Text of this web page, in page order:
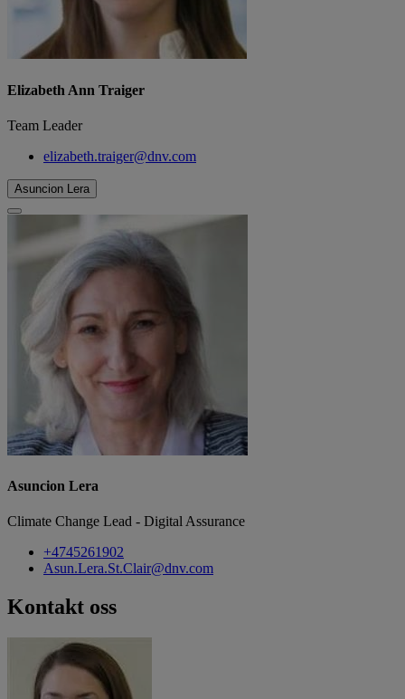
Elizabeth Ann Traiger
Team Leader
elizabeth.traiger@dnv.com
Asuncion Lera
Asuncion Lera
Climate Change Lead - Digital Assurance
+4745261902
Asun.Lera.St.Clair@dnv.com
Kontakt oss